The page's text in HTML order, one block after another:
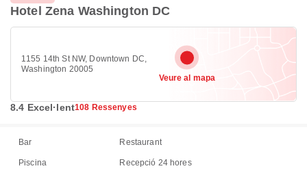
Hotel Zena Washington DC
1155 14th St NW, Downtown DC,
Washington 20005
Veure al mapa
8.4 Excel·lent108 Ressenyes
Bar Restaurant
Piscina Recepció 24 hores